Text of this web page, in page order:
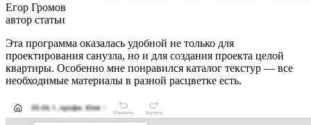
Егор Громов
автор статьи
Эта программа оказалась удобной не только для
проектирования санузла, но и для создания проекта целой
квартиры. Особенно мне понравился каталог текстур — все
необходимые материалы в разной расцветке есть.